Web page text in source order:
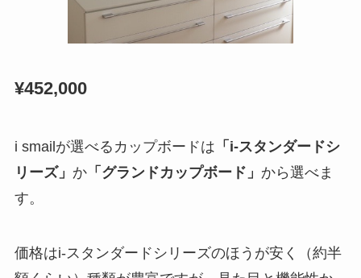
¥452,000
i smailが選べるカップボードは 「i-スタンダードシ
リーズ」 か「グランドカップボード」 から選べま
す。
価格はi-スタンダードシリーズのほうが安く（約半